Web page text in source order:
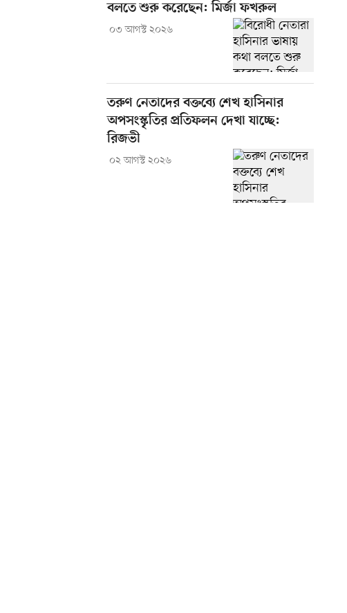
বলতে শুরু করেছেন: মির্জা ফখরুল
০৩ আগস্ট ২০২৬
তরুণ নেতাদের বক্তব্যে শেখ হাসিনার
অপসংস্কৃতির প্রতিফলন দেখা যাচ্ছে:
রিজভী
০২ আগস্ট ২০২৬